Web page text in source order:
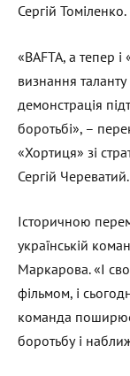
Сергій Томіленко.
«BAFTA, а тепер
визнання
демонстрація
боротьбі», –
«Хортиця» зі
Сергій Череватий.
Історичною
українській
Маркарова. «І
фільмом, і
команда
боротьбу і